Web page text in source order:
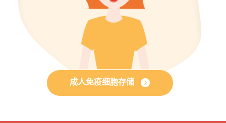
成人免疫细胞存储